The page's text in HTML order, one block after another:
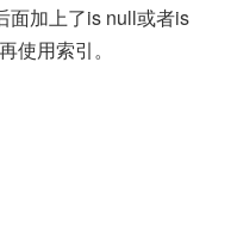
面加上了is null或者is
使用索引。